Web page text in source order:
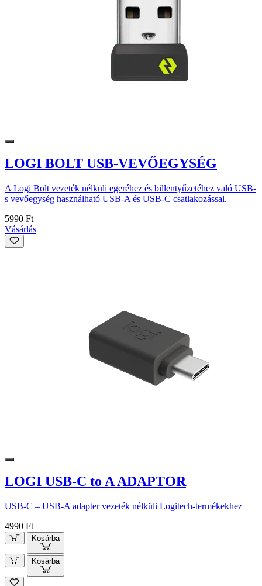
LOGI BOLT USB-VEVŐEGYSÉG
A Logi Bolt vezeték nélküli egeréhez és billentyűzetéhez való USB-
s vevőegység használható USB-A és USB-C csatlakozással.
5990 Ft
Vásárlás
LOGI USB-C to A ADAPTOR
USB-C – USB-A adapter vezeték nélküli Logitech-termékekhez
4990 Ft
Kosárba
Kosárba